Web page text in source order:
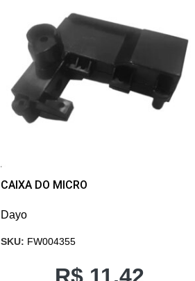
CAIXA DO MICRO
Dayo
SKU: FW004355